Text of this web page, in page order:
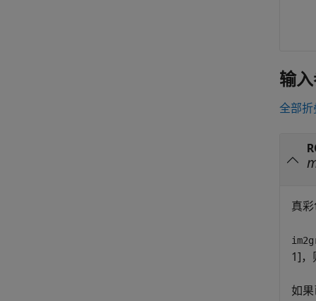
输
全部折
真
1]
如